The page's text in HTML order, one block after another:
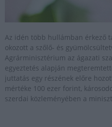
Az idén több hullámban érkező
okozott a szőlő- és
Agrárminisztérium az ágazati
egyeztetés alapján
juttatás egy részének előre
mértéke 100 ezer forint,
szerdai közleményében a